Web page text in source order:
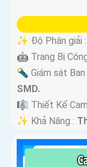
✨ Độ Phân giải :
🤖️ Trang Bị
🔦 Giám sát
SMD.
🎼️ Thiết Kế
️✨ Khả Năng :